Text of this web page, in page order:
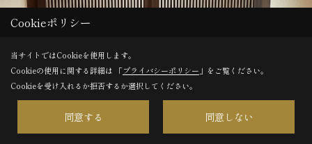
Cookieポリシー
当サイトではCookieを使用します。
Cookieの使用に関する詳細は 「プライバシーポリシー 」をご覧ください。
Cookieを受け入れるか拒否するか選択してください。
同意する 同意しない